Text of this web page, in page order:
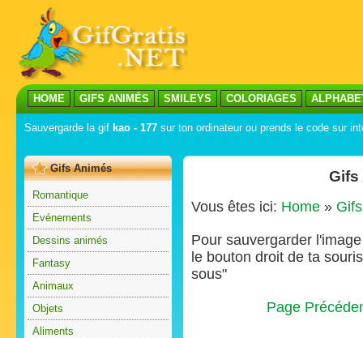
HOME GIFS ANIMÉS SMILEYS COLORIAGES
Sauvergarde la gif kao - 177 sur ton ordinateur ou prends le code sur
Gifs Animés
Romantique
Evénements
Dessins animés
Fantasy
Animaux
Objets
Aliments
Gifs
Vous êtes ici: Home »
Pour sauvergarder
le bouton droit de ta
sous"
Page